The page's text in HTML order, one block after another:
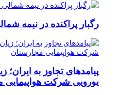
رگبار پراکنده در نیمه
یورویی شرکت هواپیمایی